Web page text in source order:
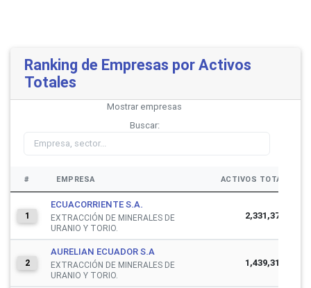
Ranking de Empresas por Activos
Totales
Mostrar empresas
Buscar:
# EMPRESA ACTIVOS TOTALES
1
ECUACORRIENTE S.A.
EXTRACCIÓN DE MINERALES DE
URANIO Y TORIO.
2,331,371,007
2
AURELIAN ECUADOR S.A
EXTRACCIÓN DE MINERALES DE
URANIO Y TORIO.
1,439,316,721